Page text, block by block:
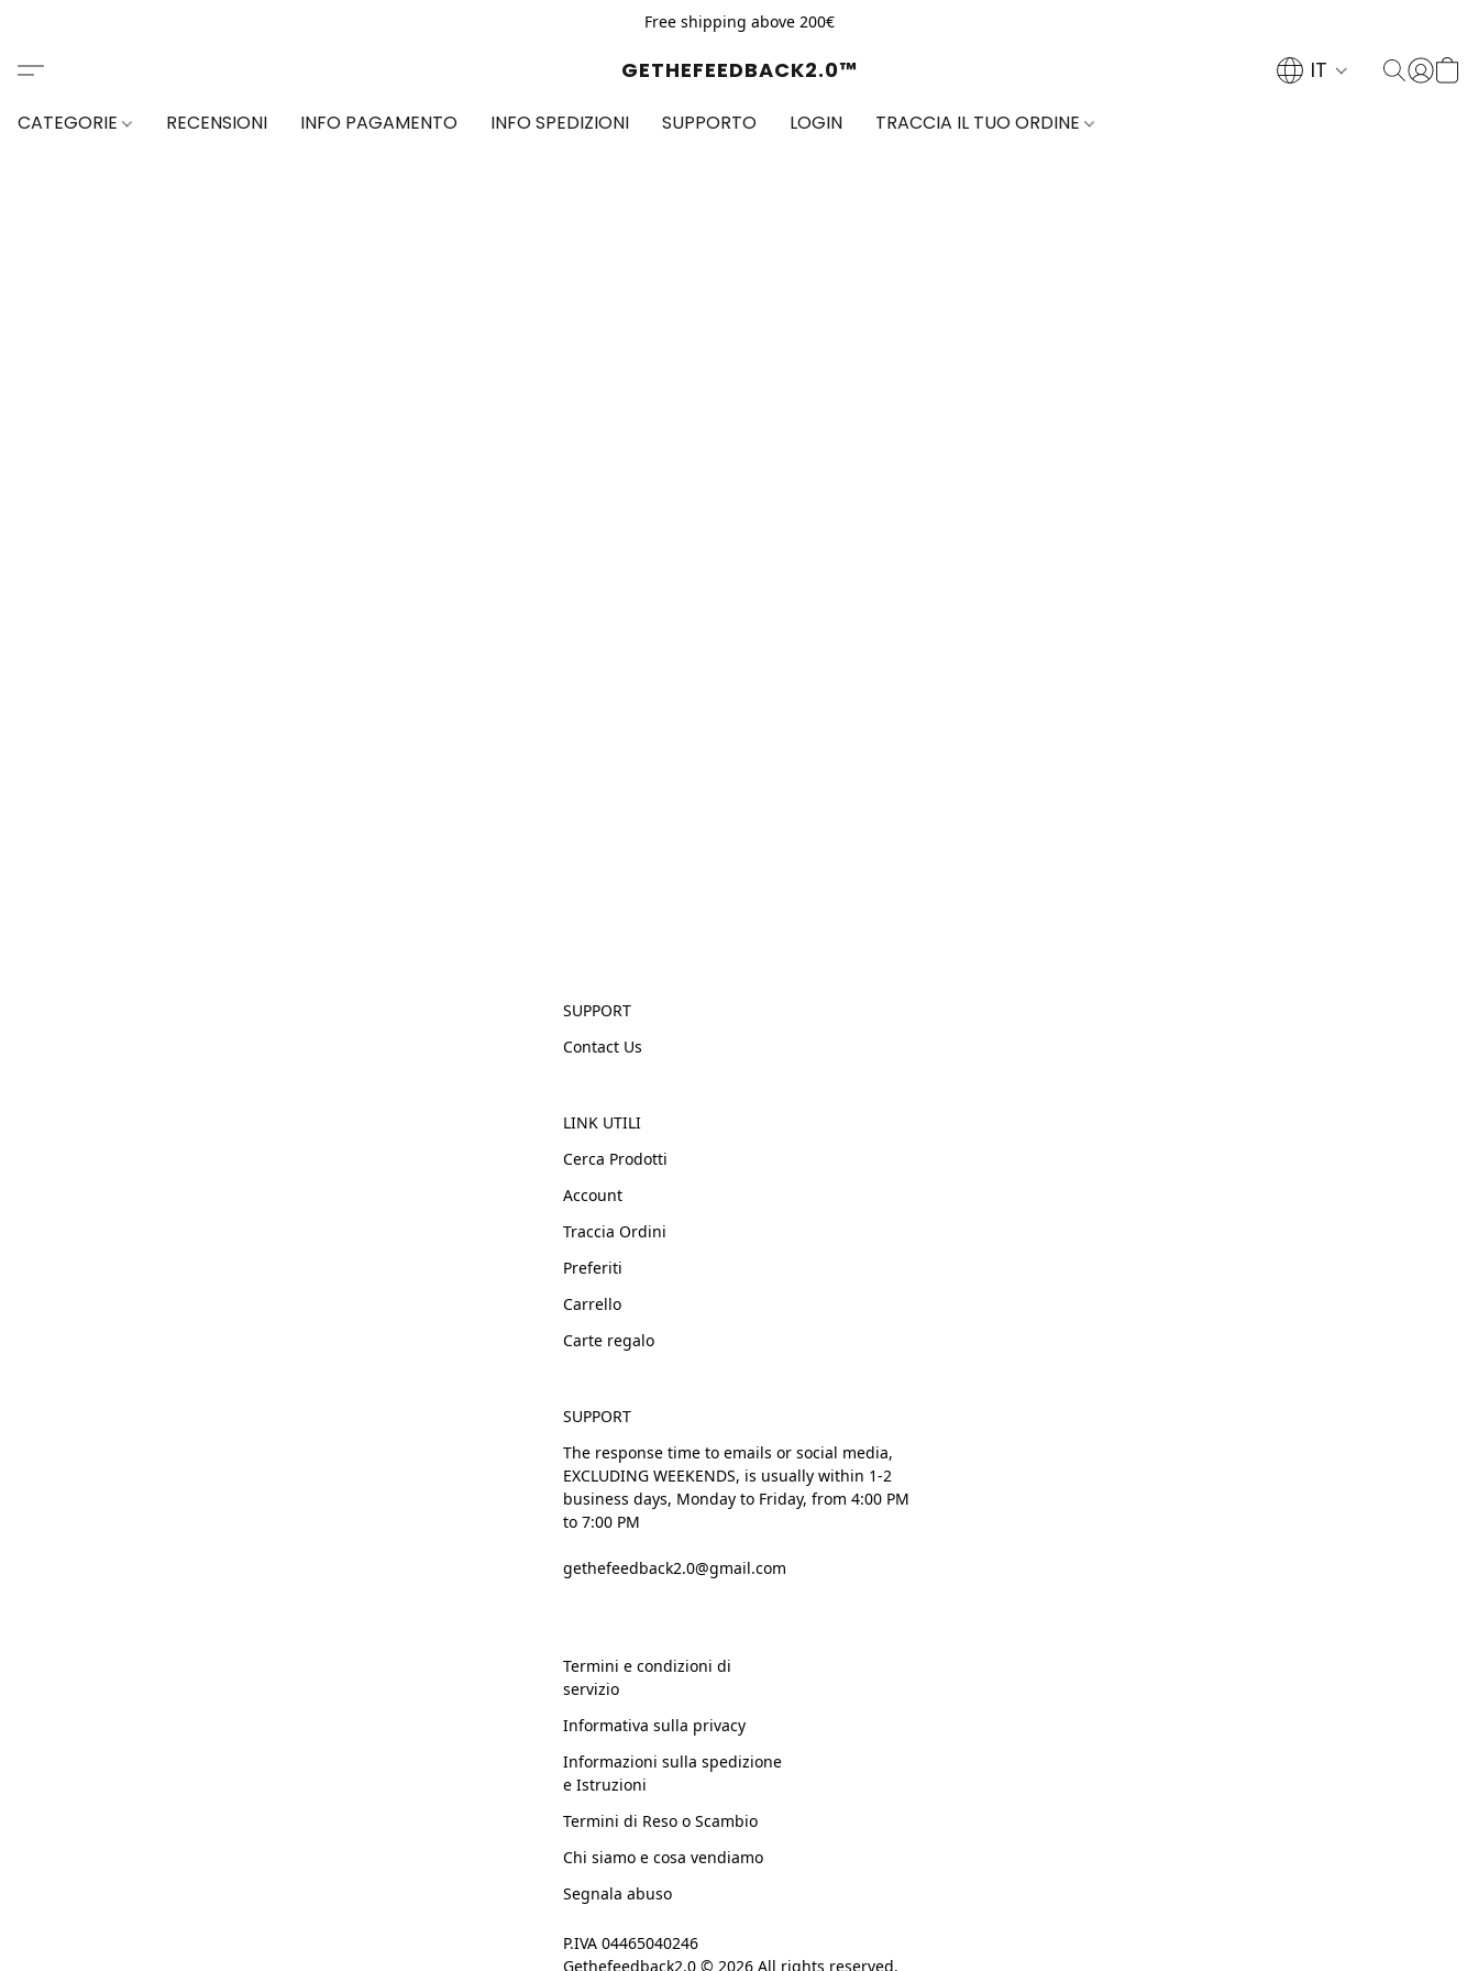
Free shipping above 200€
GETHEFEEDBACK2.0™ IT
CATEGORIE RECENSIONI INFO PAGAMENTO INFO SPEDIZIONI SUPPORTO LOGIN TRACCIA IL TUO ORDINE
SUPPORT
Contact Us
LINK UTILI
Cerca Prodotti
Account
Traccia Ordini
Preferiti
Carrello
Carte regalo
SUPPORT
The response time to emails or social media,
EXCLUDING WEEKENDS, is usually within 1-2
business days, Monday to Friday, from 4:00 PM
to 7:00 PM
gethefeedback2.0@gmail.com
Termini e condizioni di
servizio
Informativa sulla privacy
Informazioni sulla spedizione
e Istruzioni
Termini di Reso o Scambio
Chi siamo e cosa vendiamo
Segnala abuso
P.IVA 04465040246
Gethefeedback2.0 © 2026 All rights reserved.